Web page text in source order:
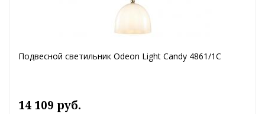
Подвесной светильник Odeon Light Candy 4861/1C
14 109 руб.